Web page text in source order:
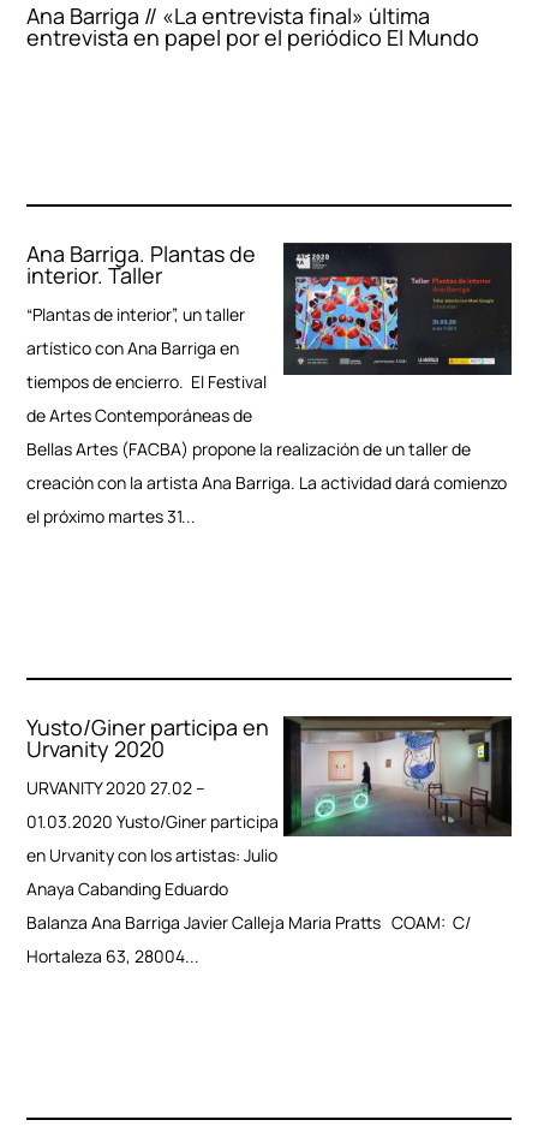
Ana Barriga // «La entrevista final» última
entrevista en papel por el periódico El Mundo
Ana Barriga. Plantas de
interior. Taller
“Plantas de interior”, un taller
artístico con Ana Barriga en
tiempos de encierro. El Festival
de Artes Contemporáneas de
Bellas Artes (FACBA) propone la realización de un taller de
creación con la artista Ana Barriga. La actividad dará comienzo
el próximo martes 31...
Yusto/Giner participa en
Urvanity 2020
URVANITY 2020 27.02 –
01.03.2020 Yusto/Giner participa
en Urvanity con los artistas: Julio
Anaya Cabanding Eduardo
Balanza Ana Barriga Javier Calleja Maria Pratts COAM: C/
Hortaleza 63, 28004...